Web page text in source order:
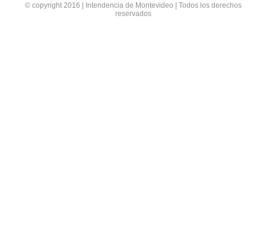
© copyright 2016 | Intendencia de Montevideo | Todos los derechos
reservados